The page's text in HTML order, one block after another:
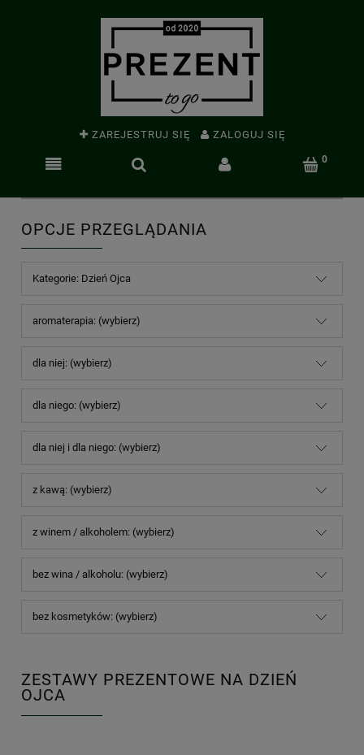
ZAREJESTRUJ SIĘ ZALOGUJ SIĘ
OPCJE PRZEGLĄDANIA
Kategorie: Dzień Ojca
aromaterapia: (wybierz)
dla niej: (wybierz)
dla niego: (wybierz)
dla niej i dla niego: (wybierz)
z kawą: (wybierz)
z winem / alkoholem: (wybierz)
bez wina / alkoholu: (wybierz)
bez kosmetyków: (wybierz)
ZESTAWY PREZENTOWE NA DZIEŃ
OJCA